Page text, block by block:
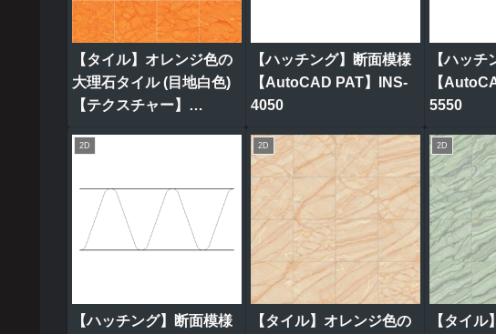
【タイル】オレンジ色の
大理石タイル (目地白色)
【テクスチャー】
【ハッチング】断面模様
【AutoCAD PAT】INS-
4050
【ハッ
【
5550
2D
【ハッチング】断面模様
2D
【タイル】オレンジ色の
2D
【タイ